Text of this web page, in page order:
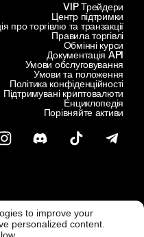
Центр підтримки
про торгівлю та транзакції
VIP Трейдери
Правила торгівлі
Обмінні курси
Документація API
Умови обслуговування
Умови та положення
Політика конфіденційності
Підтримувані криптовалюти
Енциклопедія
Порівняйте активи
@ Freedx 2026
to improve your
personalized content.